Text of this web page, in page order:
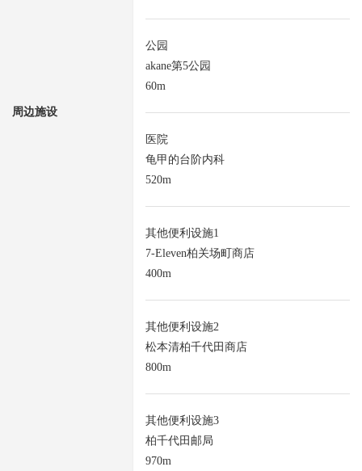
周边施设
公园
akane第5公园
60m
医院
龟甲的台阶内科
520m
其他便利设施1
7-Eleven柏关场町商店
400m
其他便利设施2
松本清柏千代田商店
800m
其他便利设施3
柏千代田邮局
970m